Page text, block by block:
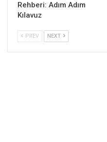
Rehberi: Adım Adım
Kılavuz
PREV NEXT